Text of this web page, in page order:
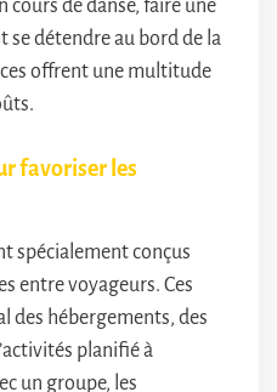
cours de danse, faire une
se détendre au bord de la
offrent une multitude
favoriser les
spécialement conçus
entre voyageurs. Ces
des hébergements, des
planifié à
un groupe, les